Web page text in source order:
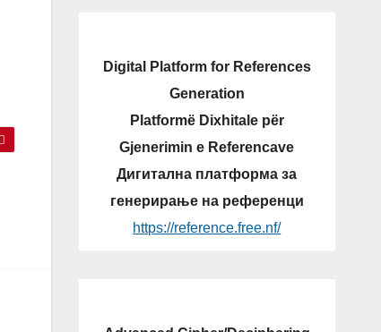
Digital Platform for References
Generation
Platformë Dixhitale për
Gjenerimin e Referencave
Дигитална платформа за
генерирање на референци
https://reference.free.nf/